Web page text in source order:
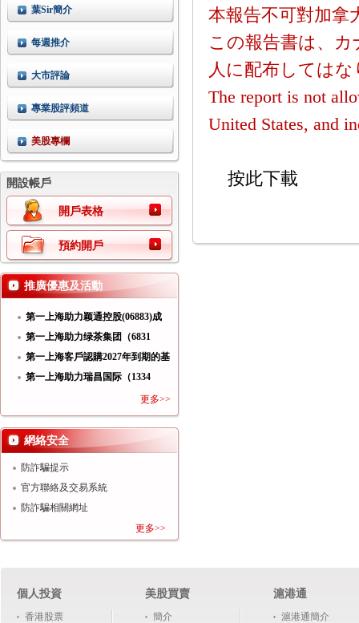
葉Sir簡介
每週推介
大市評論
專業股評頻道
美股專欄
開設帳戶
開戶表格
預約開戶
推廣優惠及活動
第一上海助力颖通控股(06883)成
功
第一上海助力绿茶集团（6831
HK）
第一上海客戶認購2027年到期的基
第一上海助力瑞昌国际（1334
更多>>
網絡安全
防詐騙提示
官方聯絡及交易系統
防詐騙相關網址
更多>>
本報告不可對加拿
この報告書は、
人に配布しては
The report is not
United States, and
按此下載
個人投資
香港股票
美股買賣
簡介
滬港通
滬港通簡介